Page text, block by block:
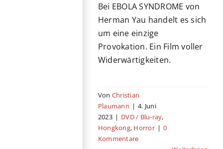
Bei EBOLA SYNDROME von
Herman Yau handelt es sich
um eine einzige
Provokation. Ein Film voller
Widerwärtigkeiten.
Von Christian
Plaumann | 4. Juni
2023 | DVD / Blu-ray,
Hongkong, Horror | 0
Kommentare